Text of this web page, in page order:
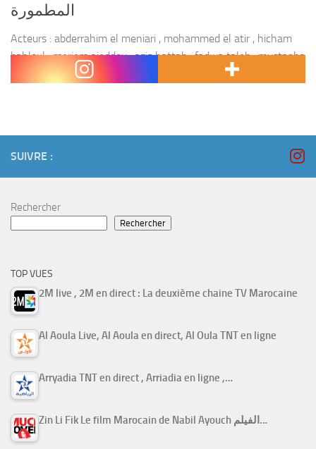
المطمورة
Acteurs : abderrahim el meniari , mohammed el atir , hicham
bahloul , meriem ajeddou , aziz hattab , fadwa taleb , mustapha
salamat , nazha badr , hassnae moumni , abdellah chakiri ,...
SUIVRE :
Rechercher
Rechercher
TOP VUES
2M live , 2M en direct : La deuxième chaine TV Marocaine
Al Aoula Live, Al Aoula en direct, Al Oula TNT en ligne
Arryadia TNT en direct , Arriadia en ligne ,…
Zin Li Fik Le film Marocain de Nabil Ayouch الفيلم…